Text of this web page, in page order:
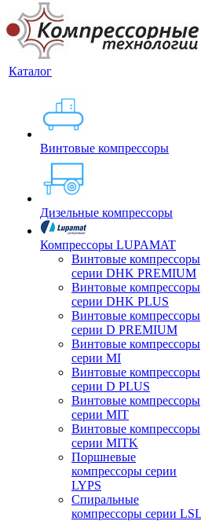
Каталог
Винтовые компрессоры
Дизельные компрессоры
Компрессоры LUPAMAT
Винтовые компрессоры
серии DHK PREMIUM
Винтовые компрессоры
серии DHK PLUS
Винтовые компрессоры
серии D PREMIUM
Винтовые компрессоры
серии MI
Винтовые компрессоры
серии D PLUS
Винтовые компрессоры
серии MIT
Винтовые компрессоры
серии MITK
Поршневые
компрессоры серии
LYPS
Спиральные
компрессоры серии LSL